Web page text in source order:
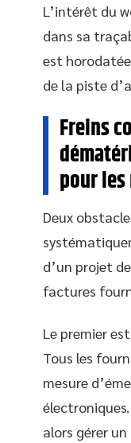
L’intérêt du
dans sa
est
de la piste
Freins
pour
Deux
d’un projet
factures
Le premier
Tous les
mesure
alors gérer